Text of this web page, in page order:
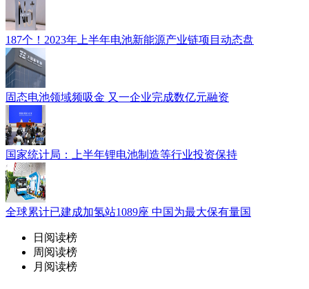
187个！2023年上半年电池新能源产业链项目动态盘
固态电池领域频吸金 又一企业完成数亿元融资
国家统计局：上半年锂电池制造等行业投资保持
全球累计已建成加氢站1089座 中国为最大保有量国
日阅读榜
周阅读榜
月阅读榜